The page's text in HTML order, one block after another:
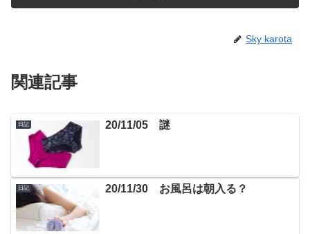
Sky karota
関連記事
日記 20/11/05 謎
日記 20/11/30 お風呂は朝入る？